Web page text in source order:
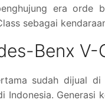
era orde
sebagai
Benx V-
sudah dijual
Indonesia. Generasi